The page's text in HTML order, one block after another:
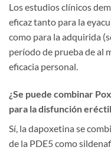
Los estudios clínicos
eficaz tanto para la
como para la adquirida
período de prueba de al
eficacia personal.
¿Se puede combinar
para la disfunción
Sí, la dapoxetina se
de la PDE5 como